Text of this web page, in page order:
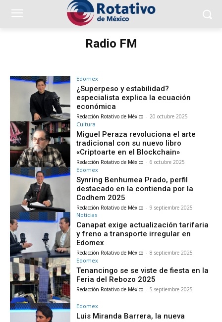
Radio FM
Edomex
¿Superpeso y estabilidad?
especialista explica la ecuación
económica
Redacción Rotativo de México - 20 octubre 2025
Cultura
Miguel Peraza revoluciona el arte
tradicional con su nuevo libro
«Criptoarte en el Blockchain»
Redacción Rotativo de México - 6 octubre 2025
Edomex
Synring Benhumea Prado, perfil
destacado en la contienda por la
Codhem 2025
Redacción Rotativo de México - 9 septiembre 2025
Noticias
Canapat exige actualización tarifaria
y freno a transporte irregular en
Edomex
Redacción Rotativo de México - 8 septiembre 2025
Edomex
Tenancingo se se viste de fiesta en la
Feria del Rebozo 2025
Redacción Rotativo de México - 5 septiembre 2025
Edomex
Luis Miranda Barrera, la nueva